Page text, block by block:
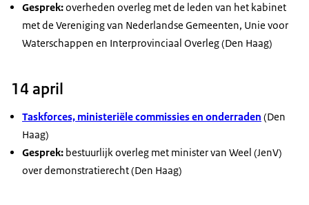
Gesprek:overheden overleg met de leden van het kabinet
met de Vereniging van Nederlandse Gemeenten, Unie voor
Waterschappen en Interprovinciaal Overleg (Den Haag)
14 april
Taskforces, ministeriële commissies en onderraden (Den
Haag)
Gesprek: bestuurlijk overleg met minister van Weel (JenV)
over demonstratierecht (Den Haag)